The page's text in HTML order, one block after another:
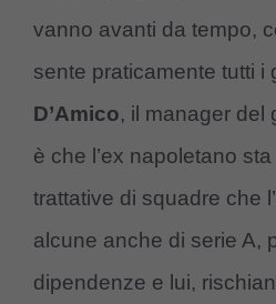
vanno avanti da tempo,
sente praticamente tutti i
D’Amico, il manager del
è che l’ex napoletano
trattative di squadre che
alcune anche di serie A,
dipendenze e lui,